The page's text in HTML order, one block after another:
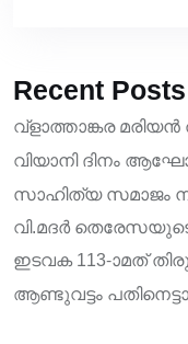
Recent Posts
വ്ളാത്താങ്കര
വിയാനി ദിനം
സാഹിത്യ സമാജം
വി.മദർ
ഇടവക 113-ാമത്
ആണ്ടുവട്ടം